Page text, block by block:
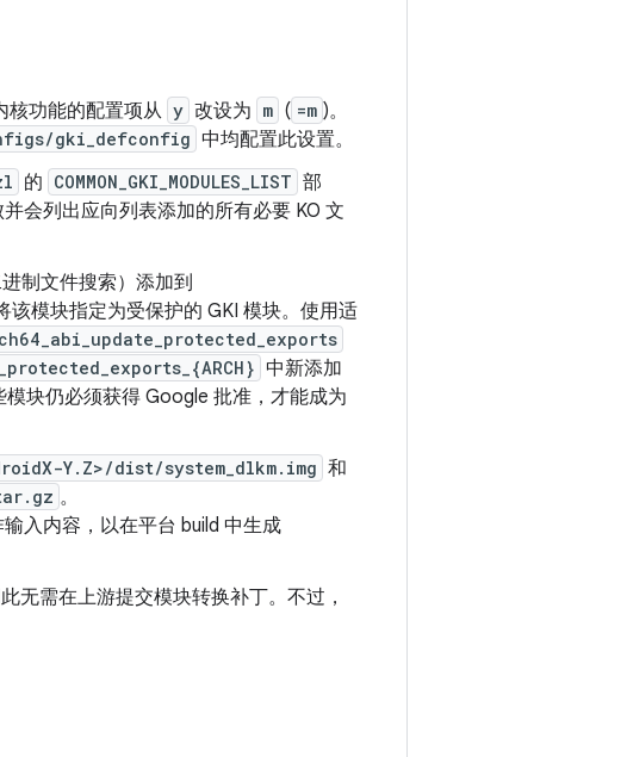
核功能的配置项从 y 改设为 m ( =m )。
gki_defconfig 中均配置此设置。
的 COMMON_GKI_MODULES_LIST 部
会列出应向列表添加的所有必要 KO 文
制文件搜索）添加到
该模块指定为受保护的 GKI 模块。使用适
中新添加
块仍必须获得 Google 批准，才能成为
Y.Z>/dist/system_dlkm.img 和
。
入内容，以在平台 build 中生成
无需在上游提交模块转换补丁。不过，